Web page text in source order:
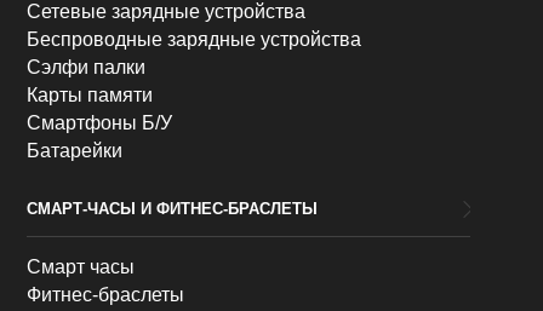
Сетевые зарядные устройства
Беспроводные зарядные устройства
Сэлфи палки
Карты памяти
Смартфоны Б/У
Батарейки
СМАРТ-ЧАСЫ И ФИТНЕС-БРАСЛЕТЫ
Смарт часы
Фитнес-браслеты